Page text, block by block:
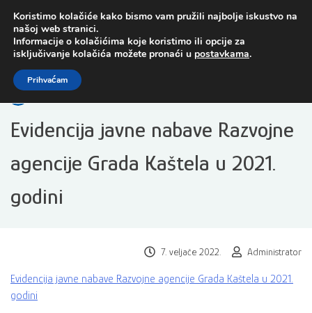
Open toolbar
sadržaj
Evidencija javne nabave Razvojne
agencije Grada Kaštela u 2021.
godini
7. veljače 2022. Administrator
Evidencija javne nabave Razvojne agencije Grada Kaštela u 2021.
godini
Koristimo kolačiće kako bismo vam pružili najbolje iskustvo na
našoj web stranici.
Informacije o kolačićima koje koristimo ili opcije za
isključivanje kolačića možete pronaći u postavkama.
Prihvaćam